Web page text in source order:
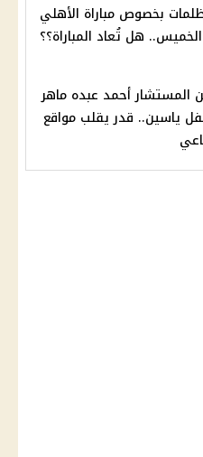
بخصوص مباراة الأهلي
الخميس.. هل تُعاد المباراة؟؟
المستشار أحمد عبده ماهر
ياسين.. قدر يقلب مواقع